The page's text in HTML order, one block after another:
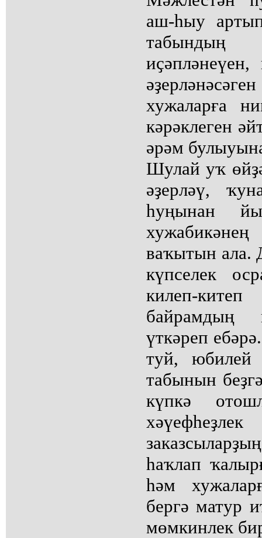
аш-һыу
хужаларға
кәрәклеген
әрәм
Шулай уҡ
әҙерләү,
һуңынан
ваҡытын ала.
күпселек
килеп-
байрамдың
үткәреп
туй,
табынын
күпкә
һаҡлап
һәм
бергә матур
мөмкинлек